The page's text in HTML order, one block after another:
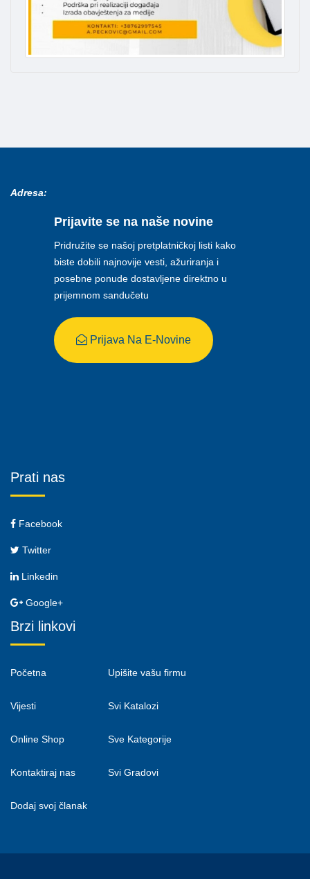
Adresa:
Prijavite se na naše novine
Pridružite se našoj pretplatničkoj listi kako
biste dobili najnovije vesti, ažuriranja i
posebne ponude dostavljene direktno u
prijemnom sandučetu
Prijava Na E-Novine
Prati nas
Facebook
Twitter
Linkedin
Google+
Brzi linkovi
Početna
Vijesti
Online Shop
Kontaktiraj nas
Dodaj svoj članak
Upišite vašu firmu
Svi Katalozi
Sve Kategorije
Svi Gradovi